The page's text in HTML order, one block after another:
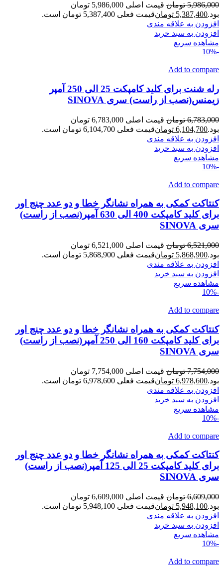
5,986,000 تومان
قیمت اصلی 5,986,000 تومان
بود.5,387,400 تومانقیمت فعلی 5,387,400 تومان است.
افزودن به علاقه مندی
افزودن به سبد خرید
مشاهده سریع
-10%
Add to compare
رله شنت برای کلید کامپکت 25 الی 250 آمپر
زیمنس(نصب از راست) سری SINOVA
6,783,000 تومان
قیمت اصلی 6,783,000 تومان
بود.6,104,700 تومانقیمت فعلی 6,104,700 تومان است.
افزودن به علاقه مندی
افزودن به سبد خرید
مشاهده سریع
-10%
Add to compare
کنتاکت کمکی به همراه نشانگر خطا و دو عدد چنج اور
برای کلید کامپکت 400 الی 630 آمپر(نصب از راست)
سری SINOVA
6,521,000 تومان
قیمت اصلی 6,521,000 تومان
بود.5,868,900 تومانقیمت فعلی 5,868,900 تومان است.
افزودن به علاقه مندی
افزودن به سبد خرید
مشاهده سریع
-10%
Add to compare
کنتاکت کمکی به همراه نشانگر خطا و دو عدد چنج اور
برای کلید کامپکت 160 الی 250 آمپر(نصب از راست)
سری SINOVA
7,754,000 تومان
قیمت اصلی 7,754,000 تومان
بود.6,978,600 تومانقیمت فعلی 6,978,600 تومان است.
افزودن به علاقه مندی
افزودن به سبد خرید
مشاهده سریع
-10%
Add to compare
کنتاکت کمکی به همراه نشانگر خطا و دو عدد چنج اور
برای کلید کامپکت 25 الی 125 آمپر(نصب از راست)
سری SINOVA
6,609,000 تومان
قیمت اصلی 6,609,000 تومان
بود.5,948,100 تومانقیمت فعلی 5,948,100 تومان است.
افزودن به علاقه مندی
افزودن به سبد خرید
مشاهده سریع
-10%
Add to compare